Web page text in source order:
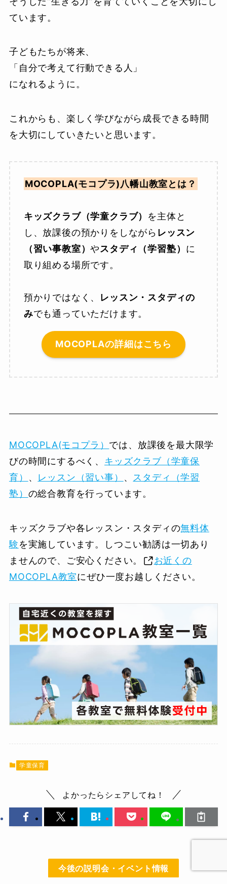
ています。
子どもたちが将来、
「自分で考えて行動できる人」
になれるように。
これからも、楽しく学びながら成長できる時間
を大切にしていきたいと思います。
MOCOPLA(モコプラ)八幡山教室とは？
キッズクラブ（学童クラブ） を主体と
し、放課後の預かりをしながら レッスン
（習い事教室）やスタディ（学習塾） に
取り組める場所です。
預かりではなく、 レッスン・スタディの
みでも通っていただけます。
MOCOPLAの詳細はこちら
MOCOPLA(モコプラ） では、放課後を最大限学
びの時間にするべく、 キッズクラブ（学童保
育）
、 レッスン（習い事） 、
スタディ（学習
塾） の総合教育を行っています。
キッズクラブや各レッスン・スタディの無料体
験を実施しています。しつこい勧誘は一切あり
ませんので、ご安心ください。
お近くの
MOCOPLA教室にぜひ一度お越しください。
学童保育
よかったらシェアしてね！
今後の説明会・イベント情報